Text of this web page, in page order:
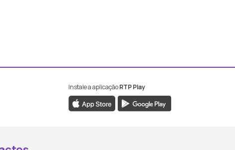
da RTP Antena 2
da RTP Antena 2
ao YouTube da RTP Antena 2
ao X da RTP Antena 2
Instale a aplicaçãoRTP Play